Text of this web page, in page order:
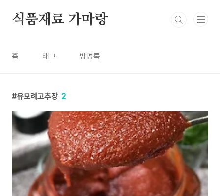
식품재료 가마랑
홈 태그 방명록
유모례고추장 2